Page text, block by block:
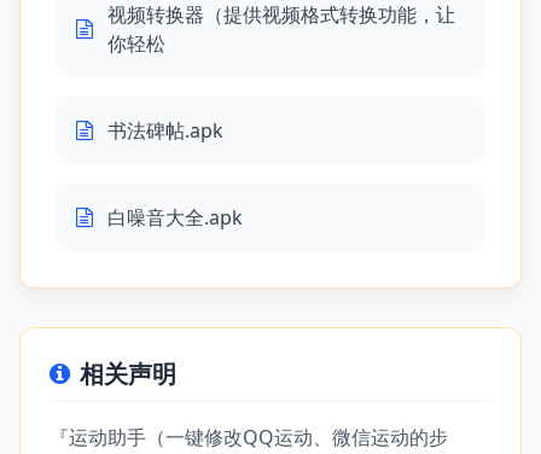
视频转换器（提供视频格式转换功能，让
你轻松
书法碑帖.apk
白噪音大全.apk
相关声明
『运动助手（一键修改QQ运动、微信运动的步